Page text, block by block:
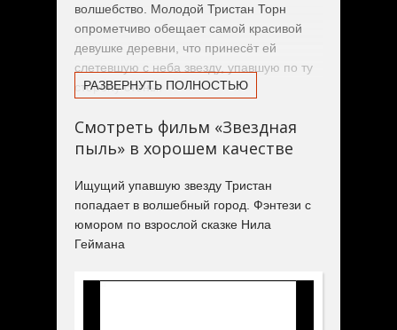
волшебство. Молодой Тристан Торн
опрометчиво обещает самой красивой
девушке деревни, что принесёт ей
слетевшую с неба звезду, упавшую по ту
сторону стены.
На своём пути по следам древних легенд
Тристан встретит заговорщиков-сыновей
ведьму, капитана пиратского корабля и
хитроумного торговца, а также найдёт
свою истинную любовь, ключ к
пониманию своей сущности и судьбы, о
РАЗВЕРНУТЬ ПОЛНОСТЬЮ
Смотреть фильм «Звездная
пыль» в хорошем качестве
Ищущий упавшую звезду Тристан
попадает в волшебный город. Фэнтези с
юмором по взрослой сказке Нила
Геймана